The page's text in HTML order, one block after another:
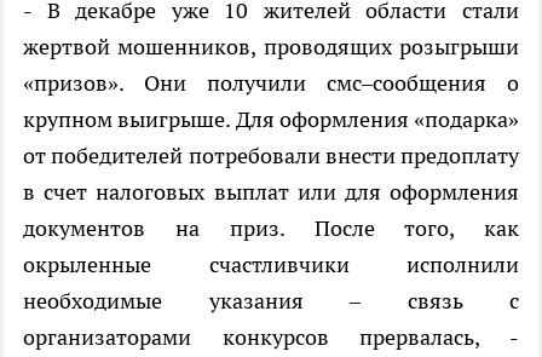
- В декабре уже 10 жителей области стали
жертвой мошенников, проводящих розыгрыши
«призов». Они получили смс–сообщения о
крупном выигрыше. Для оформления «подарка»
от победителей потребовали внести предоплату
в счет налоговых выплат или для оформления
документов на приз. После того, как
окрыленные счастливчики исполнили
необходимые указания – связь с
организаторами конкурсов прервалась, -